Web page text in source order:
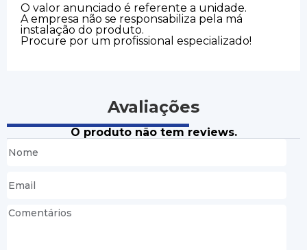
O valor anunciado é referente a unidade.
A empresa não se responsabiliza pela má
instalação do produto.
Procure por um profissional especializado!
Avaliações
O produto não tem reviews.